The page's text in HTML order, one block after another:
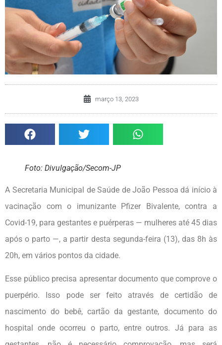
março 13, 2023
Foto: Divulgação/Secom-JP
A Secretaria Municipal de Saúde de João Pessoa dá início à
vacinação com o imunizante Pfizer Bivalente, contra a
Covid-19, para gestantes e puérperas — mulheres até 45 dias
após o parto —, a partir desta segunda-feira (13), das 8h às
20h, em vários pontos da cidade.
Esse público precisa apresentar documento que comprove o
puerpério. Isso pode ser feito através de certidão de
nascimento do bebê, cartão da gestante, documento do
hospital onde ocorreu o parto, entre outros. Já para as